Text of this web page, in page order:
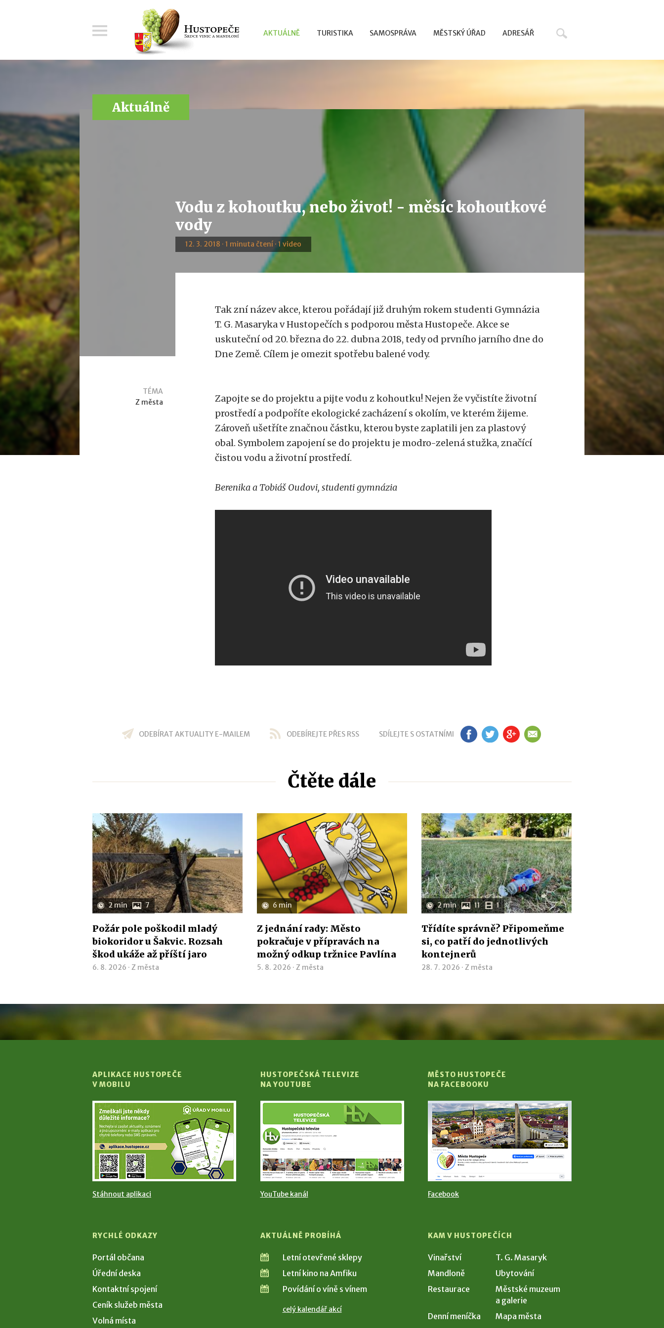
AKTUÁLNĚ TURISTIKA SAMOSPRÁVA MĚSTSKÝ ÚŘAD ADRESÁŘ
Aktuálně
Vodu z kohoutku, nebo život! - měsíc kohoutkové
vody
12. 3. 2018 · 1 minuta čtení · 1 video
TÉMA
Z města
Tak zní název akce, kterou pořádají již druhým rokem studenti Gymnázia
T. G. Masaryka v Hustopečích s podporou města Hustopeče. Akce se
uskuteční od 20. března do 22. dubna 2018, tedy od prvního jarního dne do
Dne Země. Cílem je omezit spotřebu balené vody.
Zapojte se do projektu a pijte vodu z kohoutku! Nejen že vyčistíte životní
prostředí a podpoříte ekologické zacházení s okolím, ve kterém žijeme.
Zároveň ušetříte značnou částku, kterou byste zaplatili jen za plastový
obal. Symbolem zapojení se do projektu je modro-zelená stužka, značící
čistou vodu a životní prostředí.
Berenika a Tobiáš Oudovi, studenti gymnázia
ODEBÍRAT AKTUALITY E-MAILEM ODEBÍREJTE PŘES RSS SDÍLEJTE S OSTATNÍMI FB TW GP EM
Čtěte dále
2 min 7
Požár pole poškodil mladý
biokoridor u Šakvic. Rozsah
škod ukáže až příští jaro
6. 8. 2026 · Z města
6 min
Z jednání rady: Město
pokračuje v přípravách na
možný odkup tržnice Pavlína
5. 8. 2026 ·Z města
2 min 11 1
Třídíte správně? Připomeňme
si, co patří do jednotlivých
kontejnerů
28. 7. 2026 ·Z města
APLIKACE HUSTOPEČE
V MOBILU
Stáhnout aplikaci
HUSTOPEČSKÁ TELEVIZE
NA YOUTUBE
YouTube kanál
MĚSTO HUSTOPEČE
NA FACEBOOKU
Facebook
RYCHLÉ ODKAZY
Portál občana
Úřední deska
Kontaktní spojení
Ceník služeb města
Volná místa
AKTUÁLNĚ PROBÍHÁ
Letní otevřené sklepy
Letní kino na Amfiku
Povídání o víně s vínem
celý kalendář akcí
KAM V HUSTOPEČÍCH
Vinařství
T. G. Masaryk
Mandloně
Ubytování
Restaurace
Městské muzeum
a galerie
Denní meníčka
Mapa města